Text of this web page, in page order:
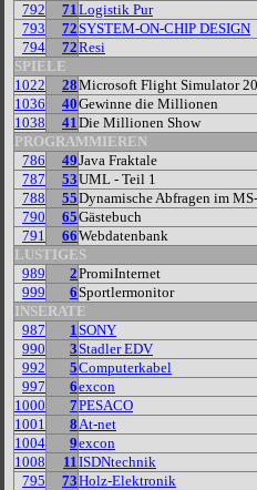
792
71Logistik Pur
793
72SYSTEM-ON-CHIP DESIGN
794
72Resi
SPIELE
1022
28Microsoft Flight Simulator
1036
40Gewinne die Millionen
1038
41Die Millionen Show
PROGRAMMIEREN
786
49Java Fraktale
787
53UML - Teil 1
788
55Dynamische Abfragen im
790
65Gästebuch
791
66Webdatenbank
LUSTIGES
989
2PromiInternet
999
6Sportlermonitor
INSERATE
987
1SONY
990
3Stadler EDV
992
5Computerkabel
997
6excon
1000
7PESACO
1001
8At-net
1004
9excon
1008
11ISDNtechnik
795
73Holz-Elektronik